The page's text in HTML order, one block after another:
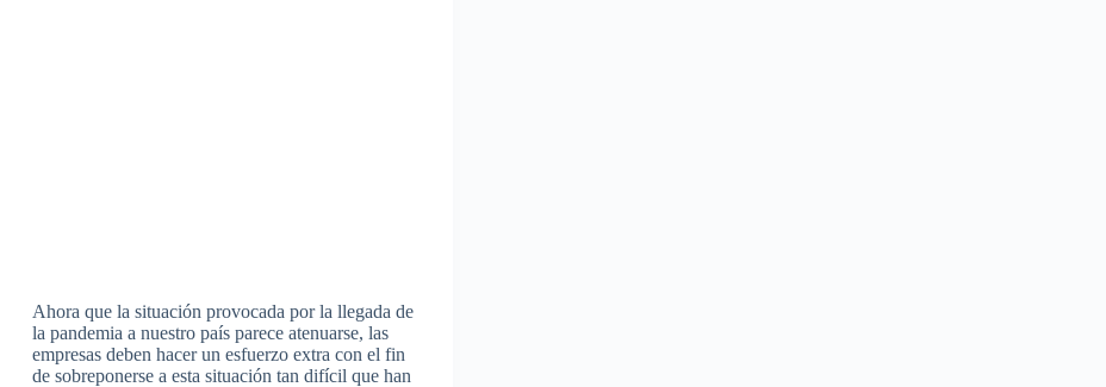
Ahora que la situación provocada por la llegada de
la pandemia a nuestro país parece atenuarse, las
empresas deben hacer un esfuerzo extra con el fin
de sobreponerse a esta situación tan difícil que han